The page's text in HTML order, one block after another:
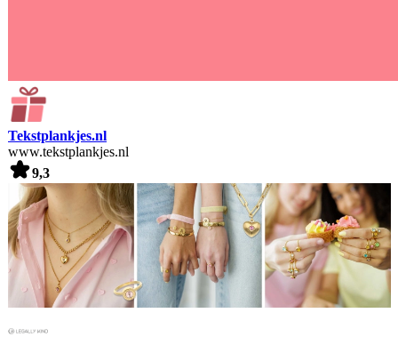
Tekstplankjes.nl
www.tekstplankjes.nl
9,3